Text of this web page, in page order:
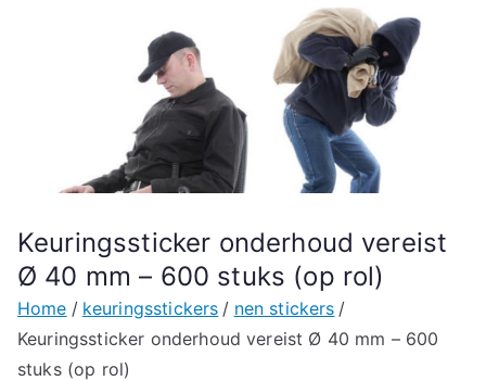
Keuringssticker onderhoud vereist
Ø 40 mm – 600 stuks (op rol)
Home keuringsstickers
nen stickers
Keuringssticker onderhoud vereist Ø 40 mm – 600
stuks (op rol)